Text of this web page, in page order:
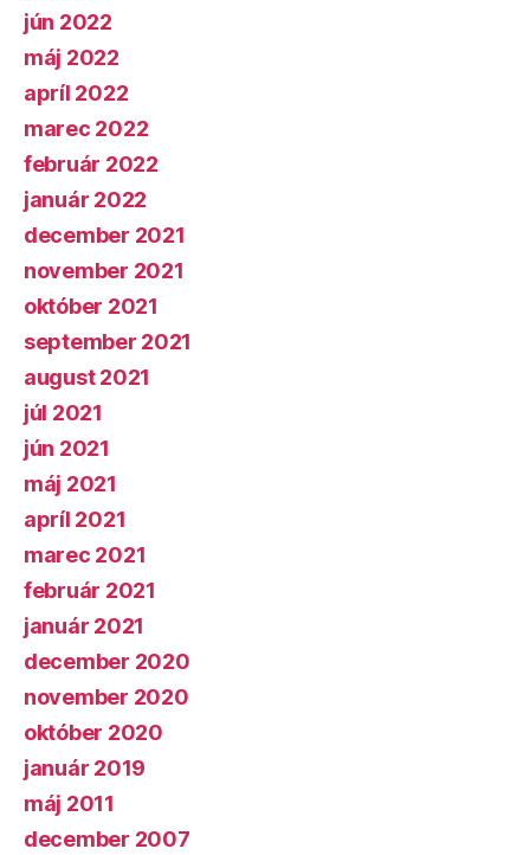
jún 2022
máj 2022
apríl 2022
marec 2022
február 2022
január 2022
december 2021
november 2021
október 2021
september 2021
august 2021
júl 2021
jún 2021
máj 2021
apríl 2021
marec 2021
február 2021
január 2021
december 2020
november 2020
október 2020
január 2019
máj 2011
december 2007